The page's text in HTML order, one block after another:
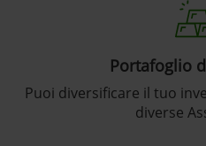
Portafoglio
Puoi diversificare il tuo
diverse